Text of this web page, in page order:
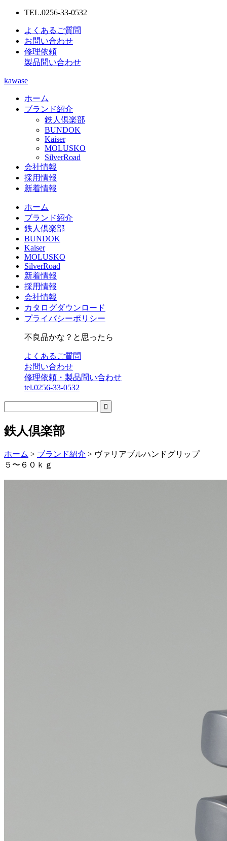
TEL.0256-33-0532
よくあるご質問
お問い合わせ
修理依頼
製品問い合わせ
kawase
ホーム
ブランド紹介
鉄人倶楽部
BUNDOK
Kaiser
MOLUSKO
SilverRoad
会社情報
採用情報
新着情報
ホーム
ブランド紹介
鉄人倶楽部
BUNDOK
Kaiser
MOLUSKO
SilverRoad
新着情報
採用情報
会社情報
カタログダウンロード
プライバシーポリシー
不良品かな？と思ったら
よくあるご質問
お問い合わせ
修理依頼・製品問い合わせ
tel.0256-33-0532

鉄人倶楽部
ホーム > ブランド紹介 > ヴァリアブルハンドグリップ
５〜６０ｋｇ